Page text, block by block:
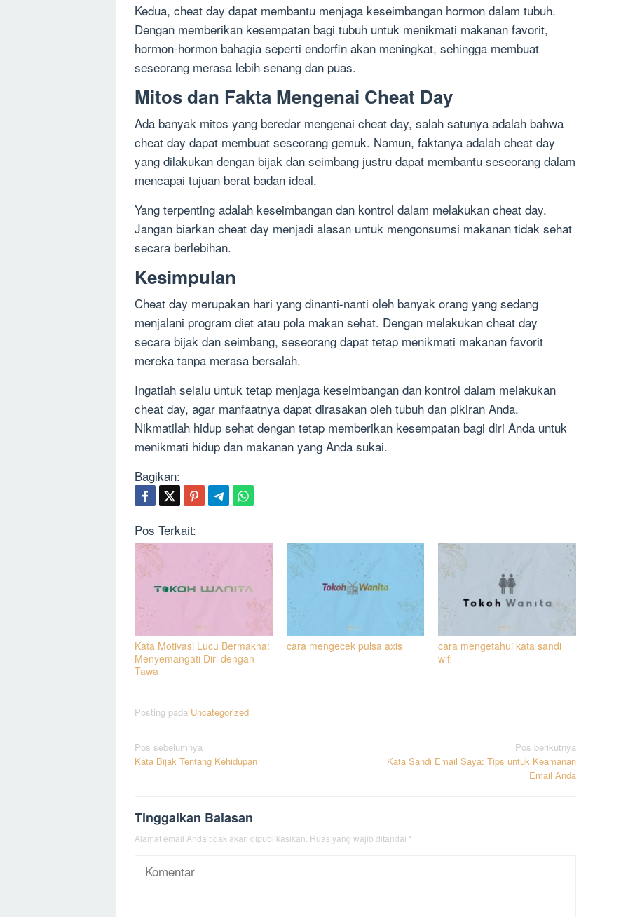
Kedua, cheat day dapat membantu menjaga keseimbangan hormon dalam tubuh.
Dengan memberikan kesempatan bagi tubuh untuk menikmati makanan favorit,
hormon-hormon bahagia seperti endorfin akan meningkat, sehingga membuat
seseorang merasa lebih senang dan puas.
Mitos dan Fakta Mengenai Cheat Day
Ada banyak mitos yang beredar mengenai cheat day, salah satunya adalah bahwa
cheat day dapat membuat seseorang gemuk. Namun, faktanya adalah cheat day
yang dilakukan dengan bijak dan seimbang justru dapat membantu seseorang dalam
mencapai tujuan berat badan ideal.
Yang terpenting adalah keseimbangan dan kontrol dalam melakukan cheat day.
Jangan biarkan cheat day menjadi alasan untuk mengonsumsi makanan tidak sehat
secara berlebihan.
Kesimpulan
Cheat day merupakan hari yang dinanti-nanti oleh banyak orang yang sedang
menjalani program diet atau pola makan sehat. Dengan melakukan cheat day
secara bijak dan seimbang, seseorang dapat tetap menikmati makanan favorit
mereka tanpa merasa bersalah.
Ingatlah selalu untuk tetap menjaga keseimbangan dan kontrol dalam melakukan
cheat day, agar manfaatnya dapat dirasakan oleh tubuh dan pikiran Anda.
Nikmatilah hidup sehat dengan tetap memberikan kesempatan bagi diri Anda untuk
menikmati hidup dan makanan yang Anda sukai.
Bagikan:
Pos Terkait:
Kata Motivasi Lucu Bermakna:
Menyemangati Diri dengan
Tawa
cara mengecek pulsa axis
cara mengetahui kata sandi
wifi
Posting pada Uncategorized
Navigasi
pos
Pos sebelumnya
Kata Bijak Tentang Kehidupan
Pos berikutnya
Kata Sandi Email Saya: Tips untuk Keamanan
Email Anda
Tinggalkan Balasan
Alamat email Anda tidak akan dipublikasikan. Ruas yang wajib ditandai *